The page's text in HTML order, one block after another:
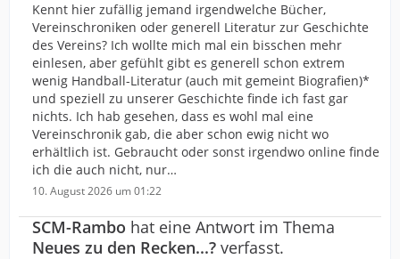
Kennt hier zufällig jemand irgendwelche Bücher,
Vereinschroniken oder generell Literatur zur Geschichte
des Vereins? Ich wollte mich mal ein bisschen mehr
einlesen, aber gefühlt gibt es generell schon extrem
wenig Handball-Literatur (auch mit gemeint Biografien)*
und speziell zu unserer Geschichte finde ich fast gar
nichts. Ich hab gesehen, dass es wohl mal eine
Vereinschronik gab, die aber schon ewig nicht wo
erhältlich ist. Gebraucht oder sonst irgendwo online finde
ich die auch nicht, nur…
10. August 2026 um 01:22
SCM-Rambo hat eine Antwort im Thema
Neues zu den Recken...? verfasst.